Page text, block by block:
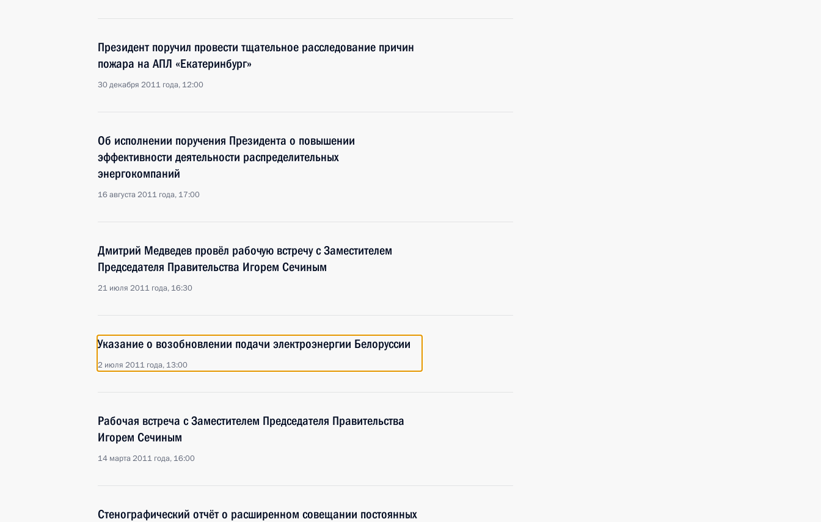
Президент поручил провести тщательное расследование причин
пожара на АПЛ «Екатеринбург»
30 декабря 2011 года, 12:00
Об исполнении поручения Президента о повышении
эффективности деятельности распределительных
энергокомпаний
16 августа 2011 года, 17:00
Дмитрий Медведев провёл рабочую встречу с Заместителем
Председателя Правительства Игорем Сечиным
21 июля 2011 года, 16:30
Указание о возобновлении подачи электроэнергии Белоруссии
2 июля 2011 года, 13:00
Рабочая встреча с Заместителем Председателя Правительства
Игорем Сечиным
14 марта 2011 года, 16:00
Стенографический отчёт о расширенном совещании постоянных